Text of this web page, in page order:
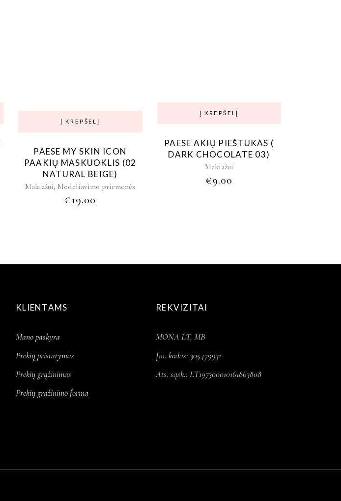
Į KREPŠELĮ
PAESE MY SKIN ICON
PAAKIŲ MASKUOKLIS (02
NATURAL BEIGE)
Makiažui, Modeliavimo priemonės
€19.00
Į KREPŠELĮ
PAESE AKIŲ PIEŠTUKAS (
DARK CHOCOLATE 03)
Makiažui
€9.00
KLIENTAMS
Mano paskyra
Prekių pristatymas
Prekių grąžinimas
Prekių gražinimo forma
REKVIZITAI
MONA LT, MB
Įm. kodas: 305479931
Ats. sąsk.: LT197300010161863808